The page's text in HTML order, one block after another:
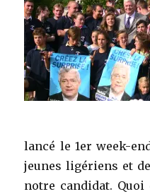
lancé le 1er week-
jeunes ligériens et
notre candidat.